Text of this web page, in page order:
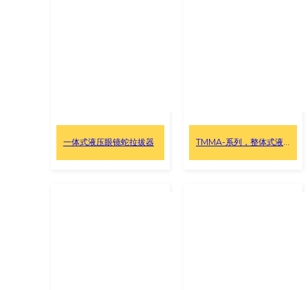
一体式液压眼镜蛇拉拔器 TMMA-系列，整体式液压拉马